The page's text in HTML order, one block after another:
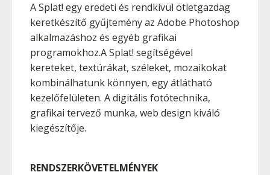
A Splat! egy eredeti és rendkívül ötletgazdag
keretkészítő gyűjtemény az Adobe Photoshop
alkalmazáshoz és egyéb grafikai
programokhoz.A Splat! segítségével
kereteket, textúrákat, széleket, mozaikokat
kombinálhatunk könnyen, egy átlátható
kezelőfelületen. A digitális fotótechnika,
grafikai tervező munka, web design kiváló
kiegészítője.
RENDSZERKÖVETELMÉNYEK